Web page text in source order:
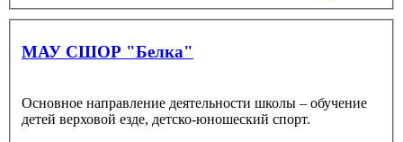
МАУ СШОР "Белка"
Основное направление деятельности школы – обучение
детей верховой езде, детско-юношеский спорт.